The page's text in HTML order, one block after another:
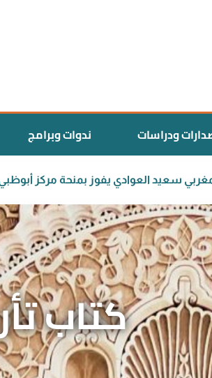
ندوات وبرامج ودراسات
الباحث المغربي سعيد العوادي يفوز
كتاب